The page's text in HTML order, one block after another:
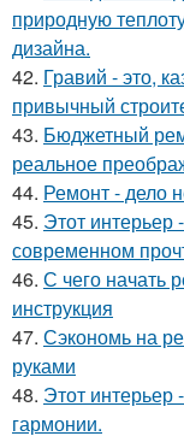
природную
дизайна.
42. Гравий - это,
привычный
43. Бюджетный
реальное
44. Ремонт - дело
45. Этот интерьер
современном
46. С чего начать
инструкция
47. Сэкономь на
руками
48. Этот интерьер
гармонии.